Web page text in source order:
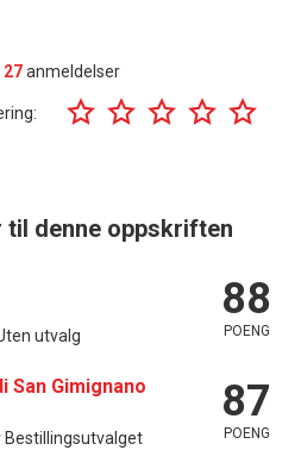
27anmeldelser
til denne oppskriften
utvalg
88
POENG
San Gimignano
Bestillingsutvalget
87
POENG